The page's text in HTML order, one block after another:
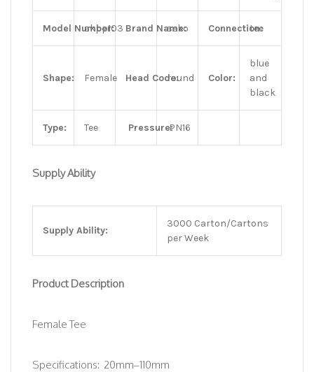
Model Number:
skpp103 Brand Name:
seko Connection:
tee
Shape: Female Head Code:round Color:
blue
and
black
Type: Tee Pressure:PN16
Supply Ability
Supply Ability:
3000 Carton/Cartons
per Week
Product Description
Female Tee
Specifications: 20mm–110mm